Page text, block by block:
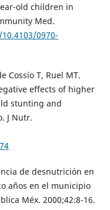
old children in
Med.
0970-
Cossío T, Ruel MT.
effects of higher
stunting and
J Nutr.
de desnutrición en
años en el municipio
Méx. 2000;42:8-16.